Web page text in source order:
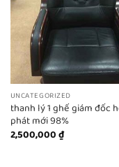
UNCATEGORIZED
thanh lý 1 ghế giám đốc
phát mới 98%
2,500,000₫